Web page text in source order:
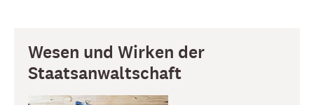
Wesen und Wirken der
Staatsanwaltschaft